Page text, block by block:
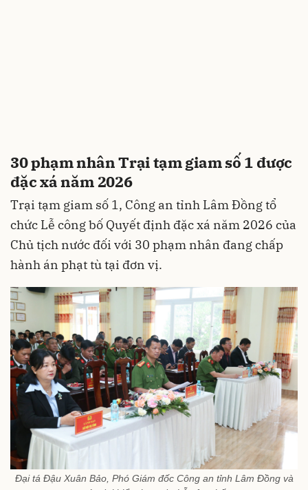
30 phạm nhân Trại tạm giam số 1 được
đặc xá năm 2026
Trại tạm giam số 1, Công an tỉnh Lâm Đồng tổ
chức Lễ công bố Quyết định đặc xá năm 2026 của
Chủ tịch nước đối với 30 phạm nhân đang chấp
hành án phạt tù tại đơn vị.
Đại tá Đậu Xuân Bảo, Phó Giám đốc Công an tỉnh Lâm Đồng và